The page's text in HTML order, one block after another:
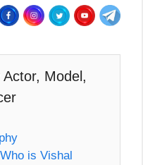
Model,
is Vishal